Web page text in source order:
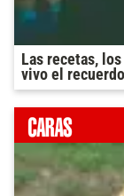
Las recetas,
vivo el